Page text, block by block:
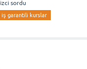
sordu
iş garantili kurslar